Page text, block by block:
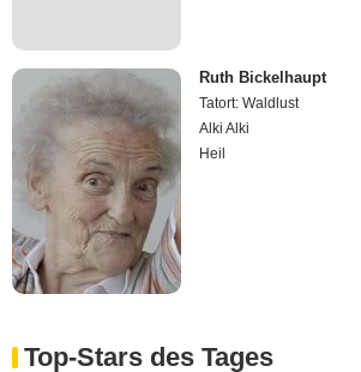
Ruth Bickelhaupt
Tatort: Waldlust
Alki Alki
Heil
Top-Stars des Tages